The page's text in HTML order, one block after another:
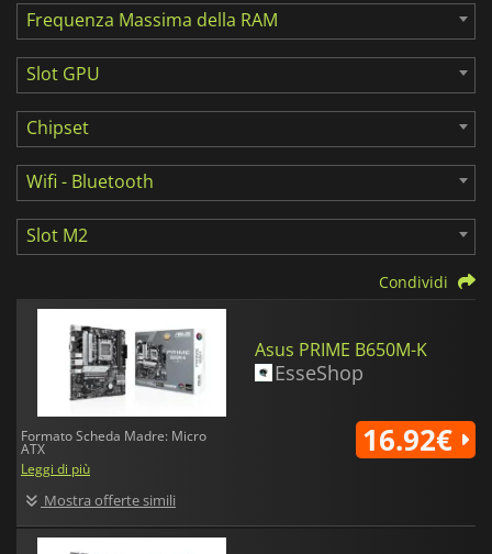
Frequenza Massima della RAM
Slot GPU
Chipset
Wifi - Bluetooth
Slot M2
Condividi
Asus PRIME B650M-K
EsseShop
Formato Scheda Madre: Micro
ATX
Leggi di più
Mostra offerte simili
16.92€